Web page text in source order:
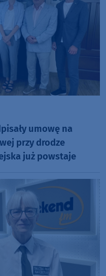
umowę na
przy drodze
już powstaje